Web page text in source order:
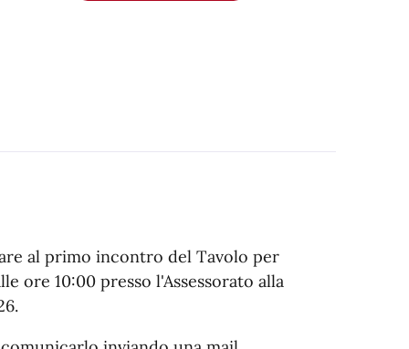
al primo incontro del Tavolo per
ore 10:00 presso l'Assessorato alla